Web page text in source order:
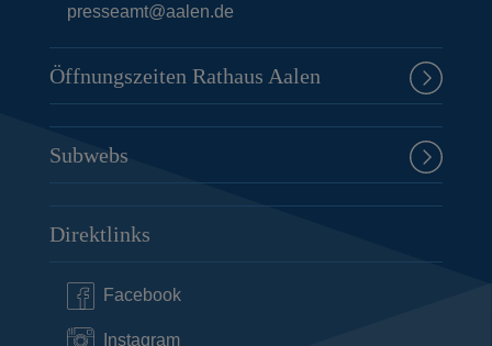
presseamt@aalen.de
Öffnungszeiten Rathaus Aalen
Subwebs
Direktlinks
Facebook
Instagram